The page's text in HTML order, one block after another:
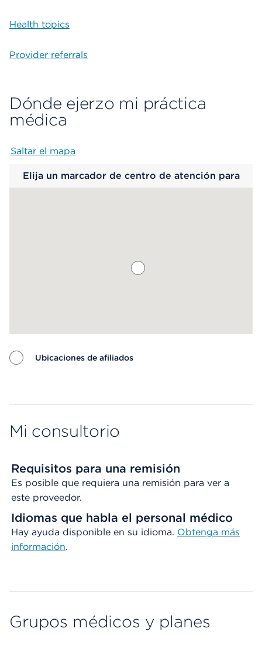
Health topics
Provider referrals
Dónde ejerzo mi práctica
médica
Saltar el mapa
Elija un marcador de centro de atención para
Ubicaciones de afiliados
Mi consultorio
Requisitos para una remisión
Es posible que requiera una remisión para ver a
este proveedor.
Idiomas que habla el personal médico
Hay ayuda disponible en su idioma. Obtenga más
información.
Grupos médicos y planes